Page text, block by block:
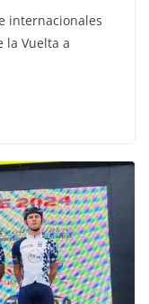
internacionales
la Vuelta a